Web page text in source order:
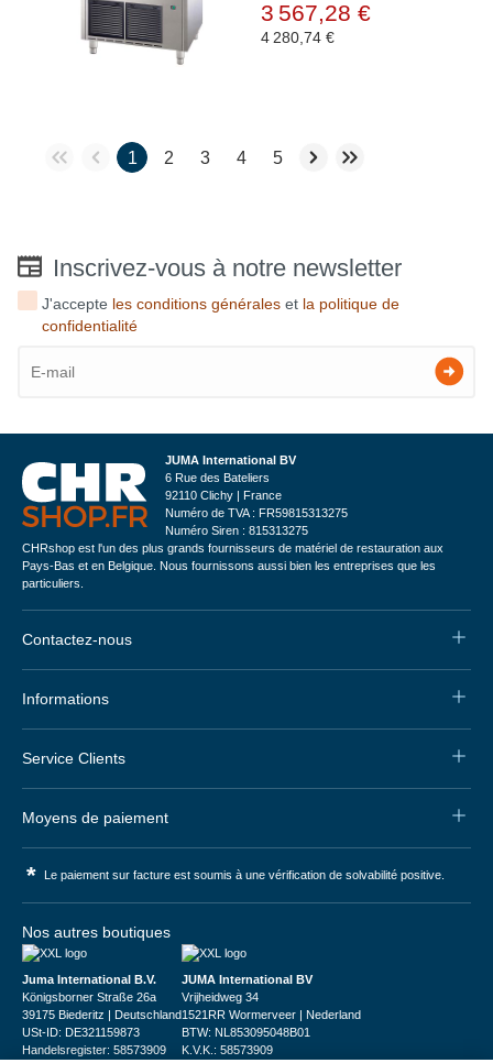
3 567,28 €
4 280,74 €
1 2 3 4 5
Inscrivez-vous à notre newsletter
J'accepte les conditions générales et la politique de
confidentialité
JUMA International BV
6 Rue des Bateliers
92110 Clichy | France
Numéro de TVA : FR59815313275
Numéro Siren : 815313275
CHRshop est l'un des plus grands fournisseurs de matériel de restauration aux
Pays-Bas et en Belgique. Nous fournissons aussi bien les entreprises que les
particuliers.
Contactez-nous
Informations
Service Clients
Moyens de paiement
* Le paiement sur facture est soumis à une vérification de solvabilité positive.
Nos autres boutiques
Juma International B.V.
Königsborner Straße 26a
39175 Biederitz | Deutschland
USt-ID: DE321159873
Handelsregister: 58573909
JUMA International BV
Vrijheidweg 34
1521RR Wormerveer | Nederland
BTW: NL853095048B01
K.V.K.: 58573909